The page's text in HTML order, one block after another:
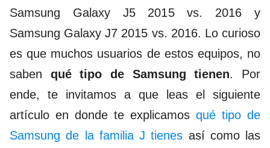
Samsung Galaxy J5 2015 vs. 2016 y
Samsung Galaxy J7 2015 vs. 2016. Lo curioso
es que muchos usuarios de estos equipos, no
saben qué tipo de Samsung tienen. Por
ende, te invitamos a que leas el siguiente
artículo en donde te explicamos qué tipo de
Samsung de la familia J tienes así como las